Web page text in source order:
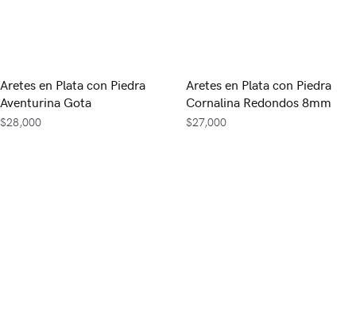
Aretes en Plata con Piedra
Aventurina Gota
$28,000
Aretes en Plata con Piedra
Cornalina Redondos 8mm
$27,000